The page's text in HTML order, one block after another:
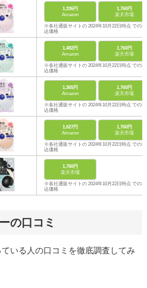
1,336円
Amazon
1,760円
楽天市場
※各社通販サイトの 2024年10月22日時点 での税
込価格
1,482円
Amazon
1,760円
楽天市場
※各社通販サイトの 2024年10月22日時点 での税
込価格
1,365円
Amazon
1,760円
楽天市場
※各社通販サイトの 2024年10月22日時点 での税
込価格
1,627円
Amazon
1,760円
楽天市場
※各社通販サイトの 2024年10月22日時点 での税
込価格
1,760円
楽天市場
※各社通販サイトの 2024年10月22日時点 での税
込価格
の口コミ
いる人の口コミを徹底調査してみ